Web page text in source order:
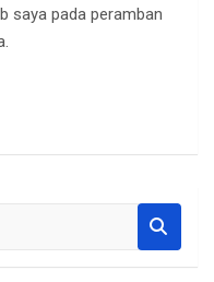
saya pada peramban